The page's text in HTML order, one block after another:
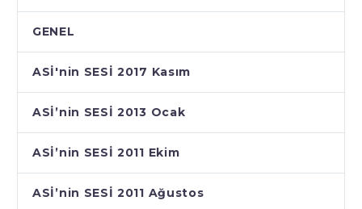
GENEL
ASİ'nin SESİ 2017 Kasım
ASİ’nin SESİ 2013 Ocak
ASİ’nin SESİ 2011 Ekim
ASİ’nin SESİ 2011 Ağustos